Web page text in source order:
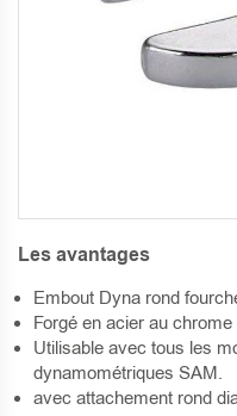
SKIP
THE
BEGINNING
OF
THE
IMAGES
Les avantages
Embout Dyna rond
Forgé en acier au
Utilisable avec tous les
dynamométriques SAM.
avec attachement rond